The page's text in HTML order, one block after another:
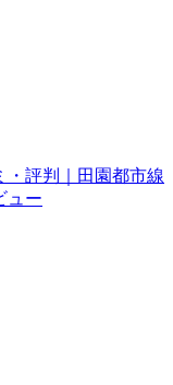
・評判｜田園都市線
ュー